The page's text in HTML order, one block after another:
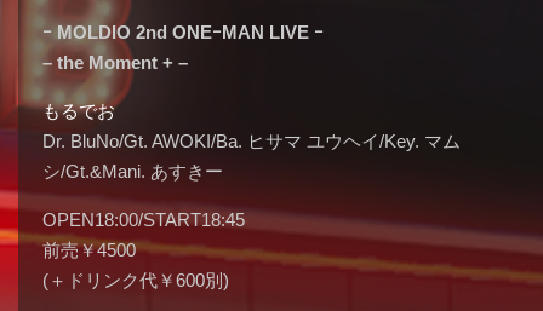
ｰ MOLDIO 2nd ONEｰMAN LIVE ｰ
– the Moment + –
もるでお
Dr. BluNo/Gt. AWOKI/Ba. ヒサマ ユウヘイ/Key. マム
シ/Gt.&Mani. あすきー
OPEN18:00/START18:45
前売￥4500
(＋ドリンク代￥600別)